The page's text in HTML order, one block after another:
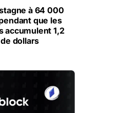
à 64 000
que les
accumulent 1,2
dollars